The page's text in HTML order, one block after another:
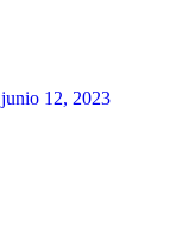
junio 12, 2023